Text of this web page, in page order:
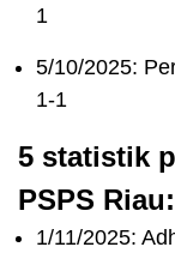
1
5/10/2025:
1-1
5 statistik
PSPS Riau:
1/11/2025: